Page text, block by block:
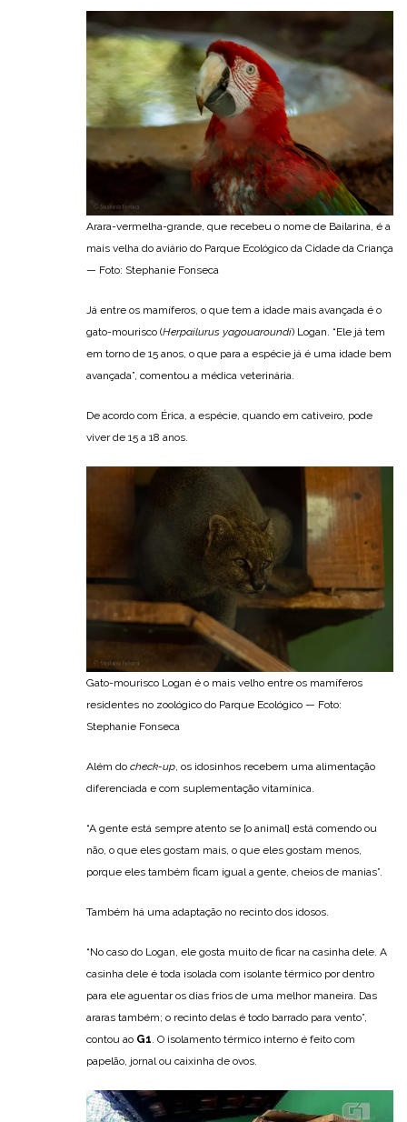
Arara-vermelha-grande, que recebeu o nome de Bailarina, é a
mais velha do aviário do Parque Ecológico da Cidade da Criança
— Foto: Stephanie Fonseca
Já entre os mamíferos, o que tem a idade mais avançada é o
gato-mourisco (Herpailurus yagouaroundi) Logan. “Ele já tem
em torno de 15 anos, o que para a espécie já é uma idade bem
avançada”, comentou a médica veterinária.
De acordo com Érica, a espécie, quando em cativeiro, pode
viver de 15 a 18 anos.
Gato-mourisco Logan é o mais velho entre os mamíferos
residentes no zoológico do Parque Ecológico — Foto:
Stephanie Fonseca
Além do check-up , os idosinhos recebem uma alimentação
diferenciada e com suplementação vitamínica.
“A gente está sempre atento se [o animal] está comendo ou
não, o que eles gostam mais, o que eles gostam menos,
porque eles também ficam igual a gente, cheios de manias”.
Também há uma adaptação no recinto dos idosos.
“No caso do Logan, ele gosta muito de ficar na casinha dele. A
casinha dele é toda isolada com isolante térmico por dentro
para ele aguentar os dias frios de uma melhor maneira. Das
araras também; o recinto delas é todo barrado para vento”,
contou ao G1 . O isolamento térmico interno é feito com
papelão, jornal ou caixinha de ovos.